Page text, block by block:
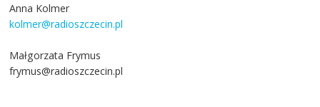
Anna Kolmer
kolmer@radioszczecin.pl
Małgorzata Frymus
frymus@radioszczecin.pl